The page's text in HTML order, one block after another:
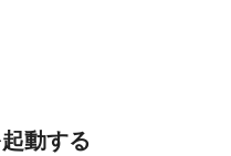
動する